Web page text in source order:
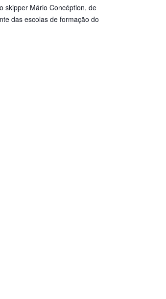
skipper Mário Concéption, de
das escolas de formação do